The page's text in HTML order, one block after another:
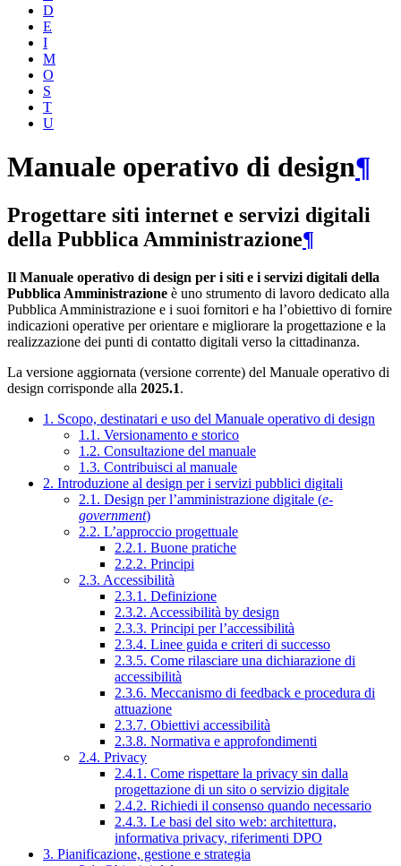
D
E
I
M
O
S
T
U
Manuale operativo di design¶
Progettare siti internet e servizi digitali
della Pubblica Amministrazione¶
Il Manuale operativo di design per i siti e i servizi digitali della
Pubblica Amministrazione è uno strumento di lavoro dedicato alla
Pubblica Amministrazione e i suoi fornitori e ha l’obiettivo di fornire
indicazioni operative per orientare e migliorare la progettazione e la
realizzazione dei punti di contatto digitali verso la cittadinanza.
La versione aggiornata (versione corrente) del Manuale operativo di
design corrisponde alla 2025.1.
1. Scopo, destinatari e uso del Manuale operativo di design
1.1. Versionamento e storico
1.2. Consultazione del manuale
1.3. Contribuisci al manuale
2. Introduzione al design per i servizi pubblici digitali
2.1. Design per l’amministrazione digitale (e-
government)
2.2. L’approccio progettuale
2.2.1. Buone pratiche
2.2.2. Principi
2.3. Accessibilità
2.3.1. Definizione
2.3.2. Accessibilità by design
2.3.3. Principi per l’accessibilità
2.3.4. Linee guida e criteri di successo
2.3.5. Come rilasciare una dichiarazione di
accessibilità
2.3.6. Meccanismo di feedback e procedura di
attuazione
2.3.7. Obiettivi accessibilità
2.3.8. Normativa e approfondimenti
2.4. Privacy
2.4.1. Come rispettare la privacy sin dalla
progettazione di un sito o servizio digitale
2.4.2. Richiedi il consenso quando necessario
2.4.3. Le basi del sito web: architettura,
informativa privacy, riferimenti DPO
3. Pianificazione, gestione e strategia